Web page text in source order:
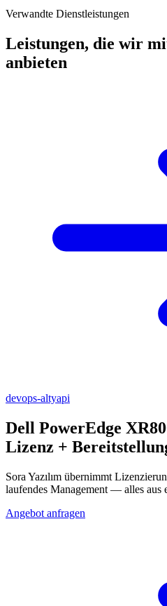
Verwandte Dienstleistungen
Leistungen, die wir
anbieten
devops-altyapi
Dell PowerEdge
Lizenz +
Sora Yazılım übernimmt
laufendes Management — alles aus
Angebot anfragen